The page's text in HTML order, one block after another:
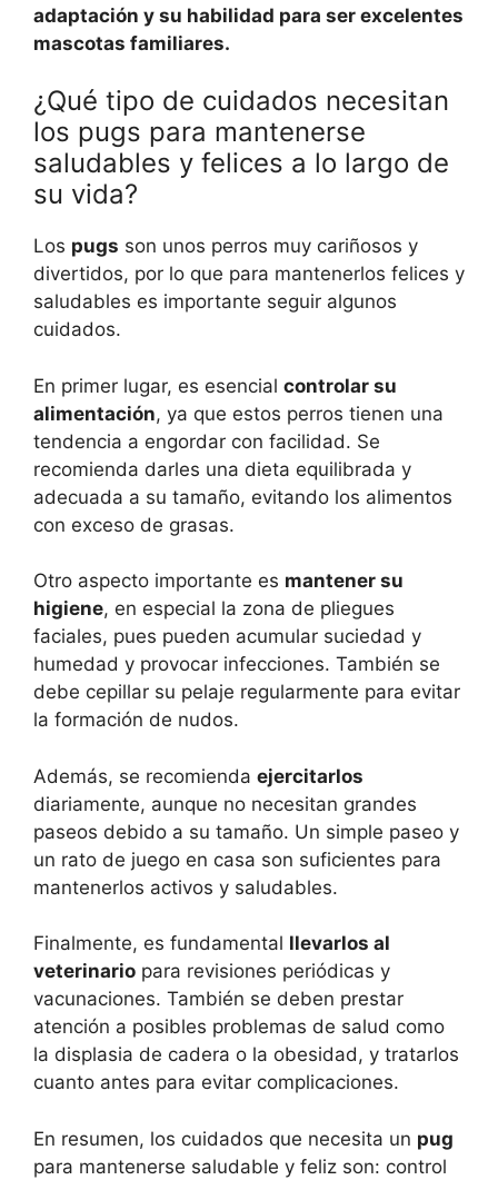
adaptación y su habilidad para ser excelentes
mascotas familiares.
¿Qué tipo de cuidados necesitan
los pugs para mantenerse
saludables y felices a lo largo de
su vida?
Los pugs son unos perros muy cariñosos y
divertidos, por lo que para mantenerlos felices y
saludables es importante seguir algunos
cuidados.
En primer lugar, es esencial controlar su
alimentación, ya que estos perros tienen una
tendencia a engordar con facilidad. Se
recomienda darles una dieta equilibrada y
adecuada a su tamaño, evitando los alimentos
con exceso de grasas.
Otro aspecto importante es mantener su
higiene, en especial la zona de pliegues
faciales, pues pueden acumular suciedad y
humedad y provocar infecciones. También se
debe cepillar su pelaje regularmente para evitar
la formación de nudos.
Además, se recomienda ejercitarlos
diariamente, aunque no necesitan grandes
paseos debido a su tamaño. Un simple paseo y
un rato de juego en casa son suficientes para
mantenerlos activos y saludables.
Finalmente, es fundamental llevarlos al
veterinario para revisiones periódicas y
vacunaciones. También se deben prestar
atención a posibles problemas de salud como
la displasia de cadera o la obesidad, y tratarlos
cuanto antes para evitar complicaciones.
En resumen, los cuidados que necesita un pug
para mantenerse saludable y feliz son: control